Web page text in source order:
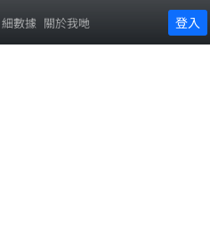
細數據 關於我哋 登入